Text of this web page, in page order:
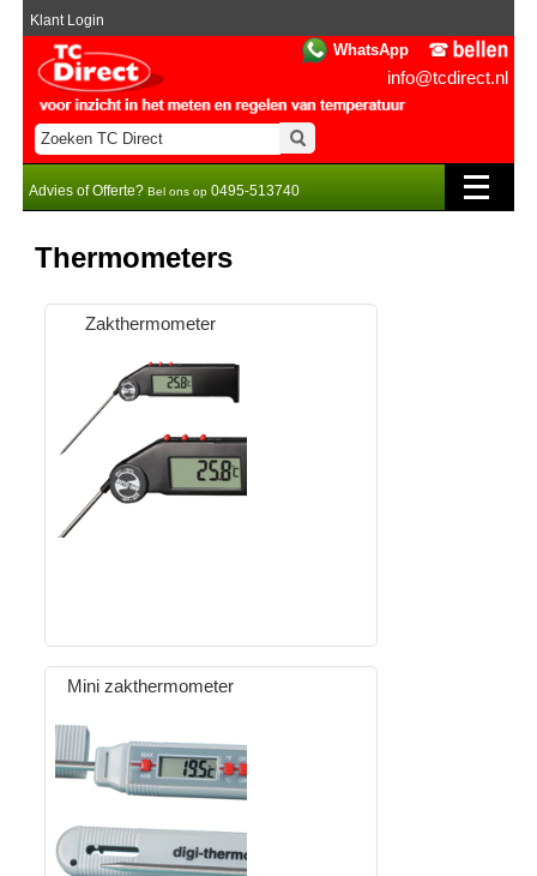
WhatsApp
info@tcdirect.nl
Klant Login
Advies of Offerte? Bel ons op 0495-513740
Thermometers
Zakthermometer
Mini zakthermometer